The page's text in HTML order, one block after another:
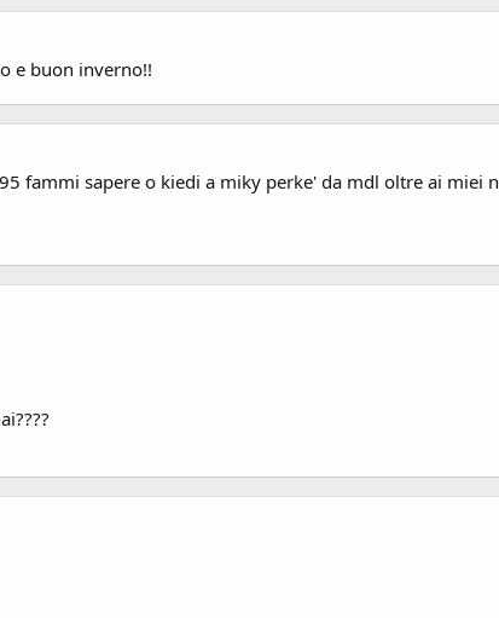
e buon inverno!!
fammi sapere o kiedi a miky perke' da mdl oltre ai miei